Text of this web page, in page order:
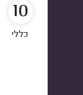
10
כללי